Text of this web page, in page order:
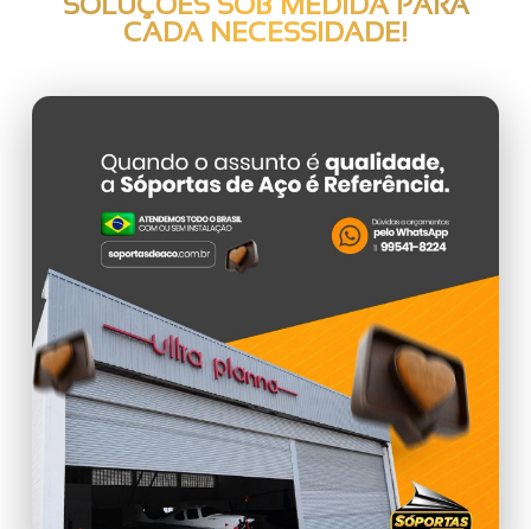
CADA NECESSIDADE!